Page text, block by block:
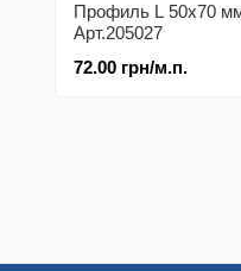
Профиль L 50x70
Арт.205027
72.00 грн/м.п.